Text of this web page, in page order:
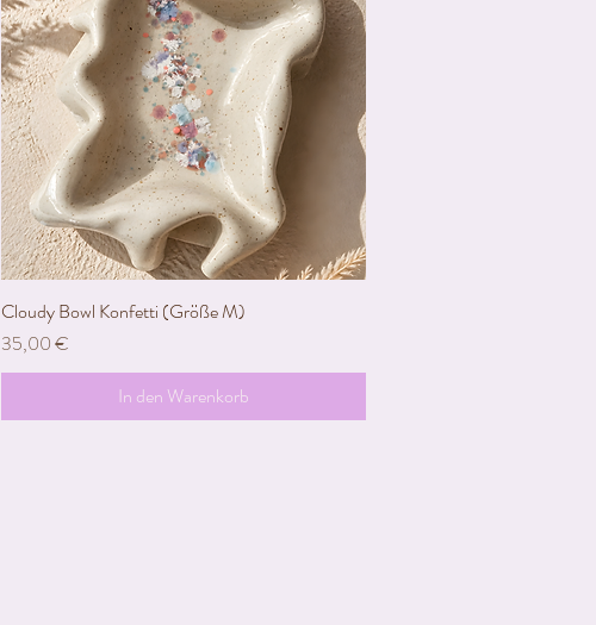
Schnellansicht
Cloudy Bowl Konfetti (Größe M)
Preis
35,00 €
In den Warenkorb